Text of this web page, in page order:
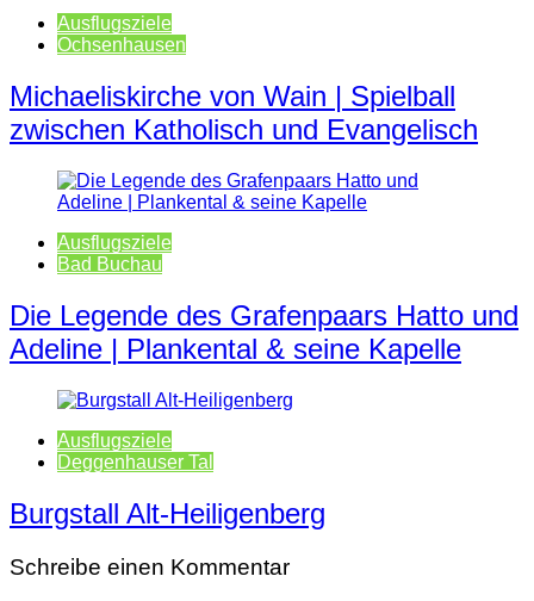
Ausflugsziele
Ochsenhausen
Michaeliskirche von Wain | Spielball
zwischen Katholisch und Evangelisch
Ausflugsziele
Bad Buchau
Die Legende des Grafenpaars Hatto und
Adeline | Plankental & seine Kapelle
Ausflugsziele
Deggenhauser Tal
Burgstall Alt-Heiligenberg
Schreibe einen Kommentar